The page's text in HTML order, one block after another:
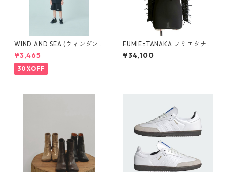
WIND AND SEA (ウィンダン
シー)SMOOTHY x WDS Child
S/S tee(BLACK)WDS-C-SMT-
25-Q4-02
¥3,465
30%OFF
FUMIE=TANAKA フミエタナ
カ ribbon long T F26A-42
（BLK）SIZE:1
¥34,100